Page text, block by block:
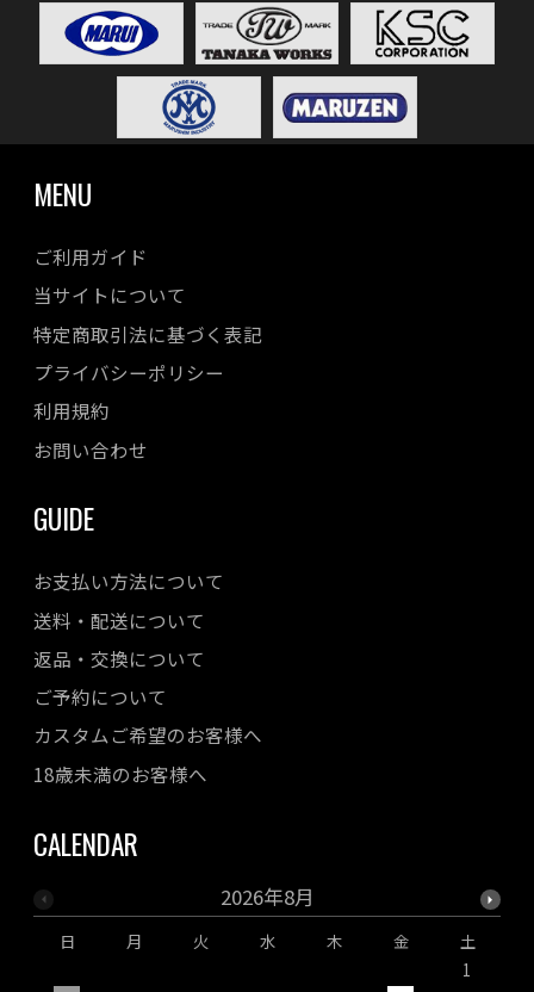
MENU
ご利用ガイド
当サイトについて
特定商取引法に基づく表記
プライバシーポリシー
利用規約
お問い合わせ
GUIDE
お支払い方法について
送料・配送について
返品・交換について
ご予約について
カスタムご希望のお客様へ
18歳未満のお客様へ
CALENDAR
2026年8月
日 月 火 水 木 金
土
1